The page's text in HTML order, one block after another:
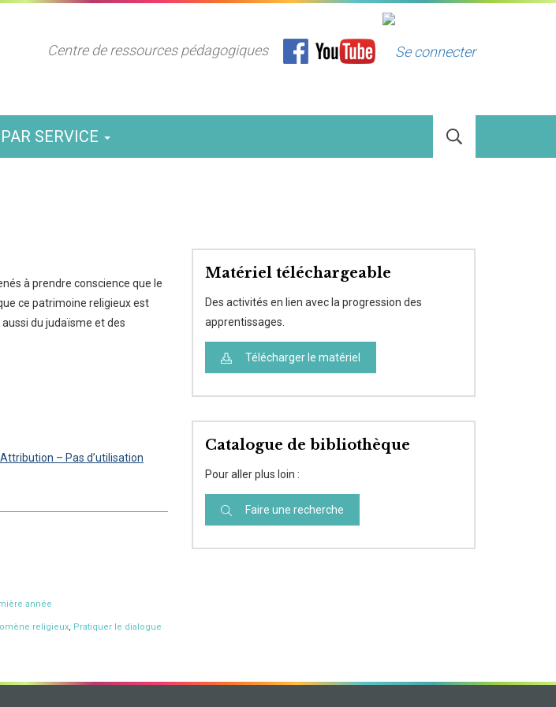
Centre de ressources pédagogiques
SERVICE
à prendre conscience que le
ce patrimoine religieux est
du judaïsme et des
– Pas d’utilisation
année
religieux, Pratiquer le dialogue
Matériel téléchargeable
Des activités en lien avec la progression des
apprentissages.
Télécharger le matériel
Catalogue de bibliothèque
Pour aller plus loin :
Faire une recherche